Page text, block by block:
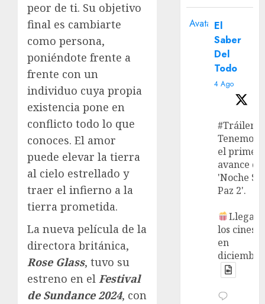
peor de ti. Su objetivo
final es cambiarte
como persona,
poniéndote frente a
frente con un
individuo cuya propia
existencia pone en
conflicto todo lo que
conoces. El amor
puede elevar la tierra
al cielo estrellado y
traer el infierno a la
tierra prometida.
La nueva película de la
directora británica,
Rose Glass, tuvo su
estreno en el Festival
de Sundance 2024, con
Avatar El
Saber
Del
Todo
4 Ago
#Tráiler
Tenemos
el primer
avance de
'Noche
Paz 2'.
Llega a
los cines
en